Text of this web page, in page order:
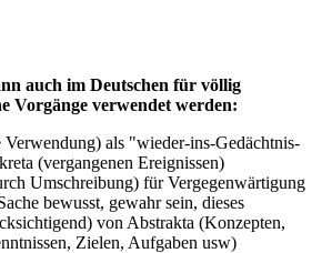
auch im Deutschen für völlig
Vorgänge verwendet werden:
Verwendung) als "wieder-ins-Gedächtnis-
(vergangenen Ereignissen)
Umschreibung) für Vergegenwärtigung
bewusst, gewahr sein, dieses
von Abstrakta (Konzepten,
Zielen, Aufgaben usw)